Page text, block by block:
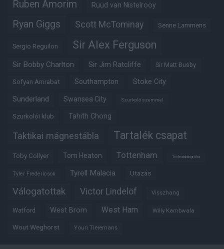
Ruben Amorim Ruud van Nistelrooy
Ryan Giggs Scott McTominay Senne Lammens
Sergio Reguilon Sir Alex Ferguson
Sir Bobby Charlton Sir Jim Ratcliffe Sir Matt Busby
Sofyan Amrabat Southampton Stoke City
Sunderland Swansea City Szurkoló szemmel
Szurkolói klub Tahith Chong
Taktikai mágnestábla Tartalék csapat
Toby Collyer Tom Heaton Tottenham Trófeabibliográfia
Tyler Fredericson Tyrell Malacia Utazás
Válogatottak Victor Lindelöf Visszhang
Watford West Brom West Ham Willy Kambwala
Wout Weghorst Youri Tielemans